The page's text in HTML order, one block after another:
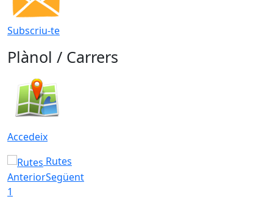
Subscriu-te
Plànol / Carrers
Accedeix
Rutes
AnteriorSegüent
1